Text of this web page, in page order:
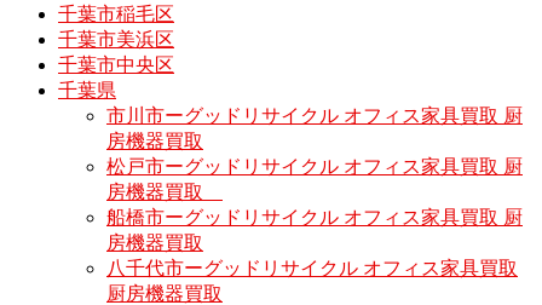
千葉市稲毛区
千葉市美浜区
千葉市中央区
千葉県
市川市ーグッドリサイクル オフィス家具買取 厨
房機器買取
松戸市ーグッドリサイクル オフィス家具買取 厨
房機器買取
船橋市ーグッドリサイクル オフィス家具買取 厨
房機器買取
八千代市ーグッドリサイクル オフィス家具買取
厨房機器買取